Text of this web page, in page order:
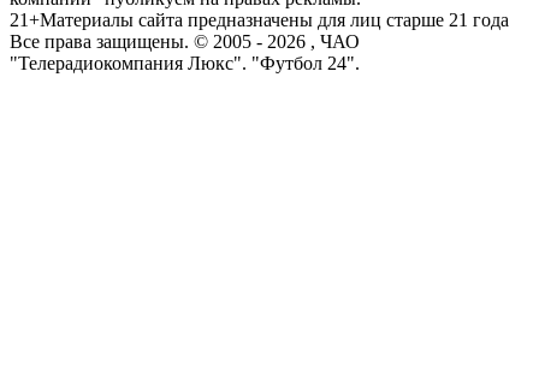
21+Материалы сайта предназначены для лиц старше 21 года
Все права защищены. © 2005 - 2026 , ЧАО
"Телерадиокомпания Люкс". "Футбол 24".